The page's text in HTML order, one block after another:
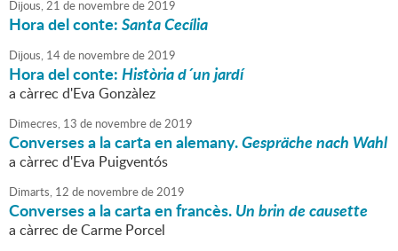
Dijous,21 de novembrede2019
Hora del conte:Santa Cecília
Dijous, 14de novembrede2019
Hora del conte:Història d´un jardí
a càrrec d'Eva Gonzàlez
Dimecres, 13 de novembrede2019
Converses a la carta en alemany.Gespräche nach Wahl
a càrrec d'Eva Puigventós
Dimarts, 12 de novembrede2019
Converses a la carta en francès.Un brin de causette
a càrrec de Carme Porcel